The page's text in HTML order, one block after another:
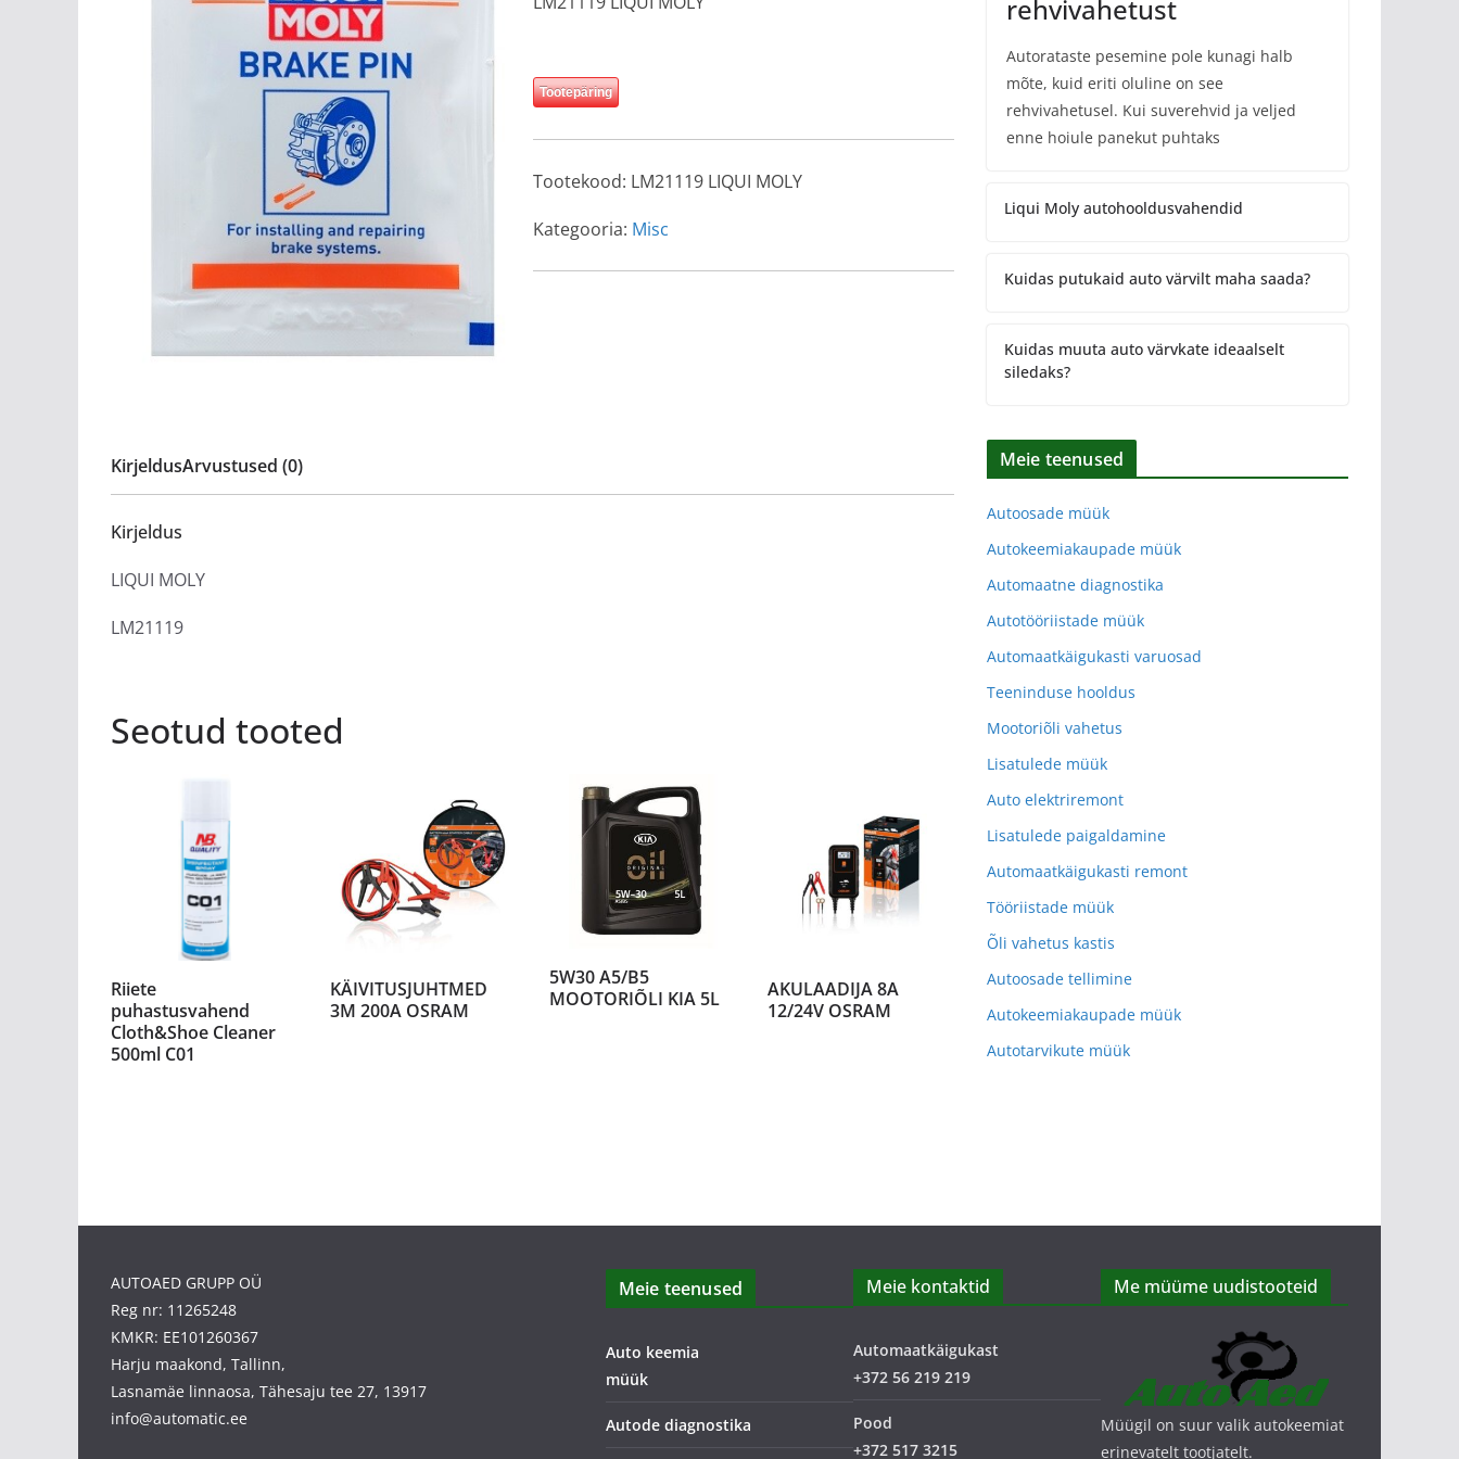
Tootepäring
Tootekood: LM21119 LIQUI MOLY
Kategooria: Misc
KirjeldusArvustused (0)
Kirjeldus
LIQUI MOLY
LM21119
Seotud tooted
Riiete
puhastusvahend
Cloth&Shoe Cleaner
500ml C01
KÄIVITUSJUHTMED
3M 200A OSRAM
5W30 A5/B5
MOOTORIÕLI KIA 5L
AKULAADIJA 8A
12/24V OSRAM
rehvivahetust
Autorataste pesemine pole kunagi halb
mõte, kuid eriti oluline on see
rehvivahetusel. Kui suverehvid ja veljed
enne hoiule panekut puhtaks
Liqui Moly autohooldusvahendid
Kuidas putukaid auto värvilt maha saada?
Kuidas muuta auto värvkate ideaalselt
siledaks?
Meie teenused
Autoosade müük
Autokeemiakaupade müük
Automaatne diagnostika
Autotööriistade müük
Automaatkäigukasti varuosad
Teeninduse hooldus
Mootoriõli vahetus
Lisatulede müük
Auto elektriremont
Lisatulede paigaldamine
Automaatkäigukasti remont
Tööriistade müük
Õli vahetus kastis
Autoosade tellimine
Autokeemiakaupade müük
Autotarvikute müük
AUTOAED GRUPP OÜ
Reg nr: 11265248
KMKR: EE101260367
Harju maakond, Tallinn,
Lasnamäe linnaosa, Tähesaju tee 27, 13917
info@automatic.ee
Meie teenused
Auto keemia
müük
Autode diagnostika
Meie kontaktid
Automaatkäigukast
+372 56 219 219
Pood
+372 517 3215
Me müüme uudistooteid
Müügil on suur valik autokeemiat
erinevatelt tootjatelt.